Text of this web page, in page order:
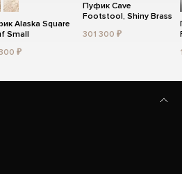
Alaska Square
Small
₽
Пуфик Cave
Footstool, Shiny Brass
301 300 ₽